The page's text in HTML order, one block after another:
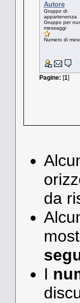
Autore
Gruppo di
appartenenza
Gruppo per
messaggi
Numero di
Pagine: [1]
da
I